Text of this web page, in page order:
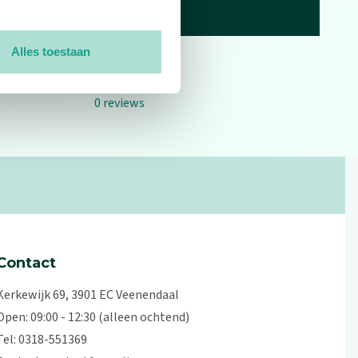
Alles toestaan
0 reviews
69, 3901 EC Veenendaal
09:00 - 12:30 (alleen ochtend)
0318-551369